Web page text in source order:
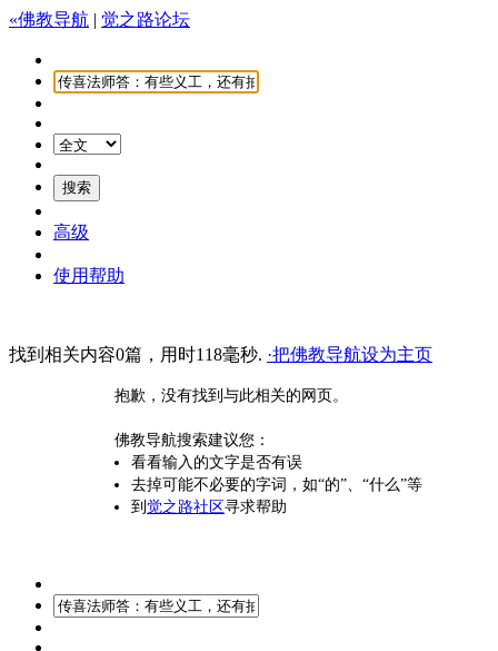
«佛教导航 | 觉之路论坛
高级
使用帮助
找到相关内容0篇，用时118毫秒. ·把佛教导航设为主页
抱歉，没有找到与此相关的网页。
佛教导航搜索建议您：
看看输入的文字是否有误
去掉可能不必要的字词，如“的”、“什么”等
到 觉之路社区寻求帮助